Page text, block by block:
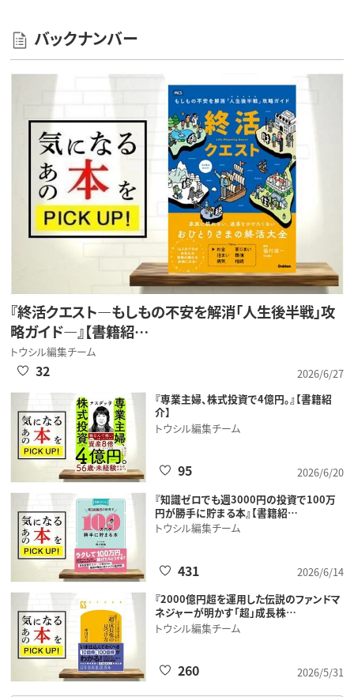
バックナンバー
『終活クエスト―もしもの不安を解消「人生後半戦」攻
略ガイド―』【書籍紹…
トウシル編集チーム
2026/6/27
32
『専業主婦、株式投資で4億円。』【書籍紹
介】
トウシル編集チーム
2026/6/20
95
『知識ゼロでも週3000円の投資で100万
円が勝手に貯まる本』【書籍紹…
トウシル編集チーム
2026/6/14
431
『2000億円超を運用した伝説のファンドマ
ネジャーが明かす「超」成長株…
トウシル編集チーム
2026/5/31
260